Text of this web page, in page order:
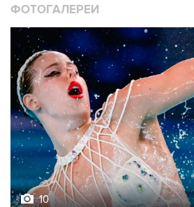
ФОТОГАЛЕРЕИ
10